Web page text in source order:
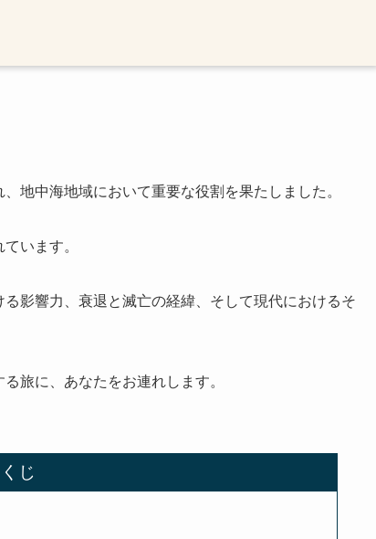
地中海地域において重要な役割を果たしました。
います。
影響力、衰退と滅亡の経緯、そして現代におけるそ
旅に、あなたをお連れします。
じ